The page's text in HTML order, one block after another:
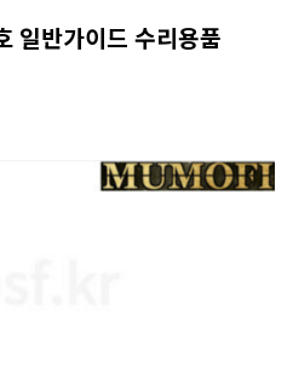
일반가이드 수리용품